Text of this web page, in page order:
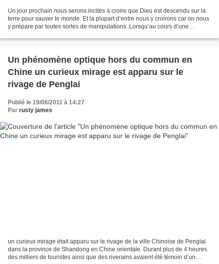
Un jour prochain nous serons incités à croire que Dieu est descendu sur la
terre pour sauver le monde. Et la plupart d’entre nous y croirons car on nous
y prépare par toutes sortes de manipulations. Lorsqu’au cours d’une
Un phénomène optique hors du commun en
Chine un curieux mirage est apparu sur le
rivage de Penglai
Publié le 19/06/2011 à 14:27
Par rusty james
un curieux mirage était apparu sur le rivage de la ville Chinoise de Penglai
dans la province de Shandong en Chine orientale. Durant plus de 4 heures
des milliers de touristes ainsi que des riverains avaient été témoin d’un